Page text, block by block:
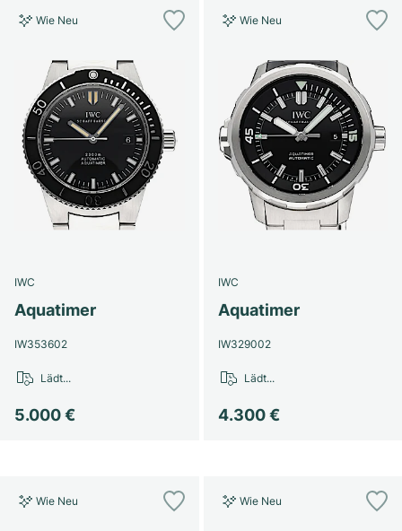
Wie Neu
IWC
Aquatimer
IW353602
5.000 €
Lädt...
Wie Neu
IWC
Aquatimer
IW329002
4.300 €
Lädt...
Wie Neu Wie Neu